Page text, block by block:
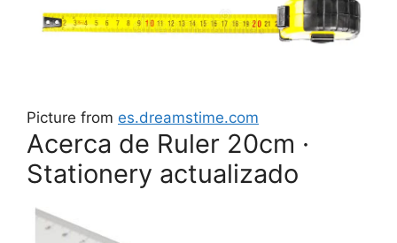
Picture from es.dreamstime.com
Acerca de Ruler 20cm ·
Stationery actualizado